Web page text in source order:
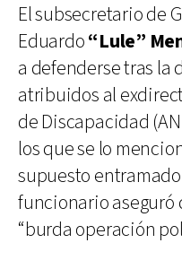
El subsecretario de
Eduardo“Lule”
a defenderse tras la
atribuidos al
de Discapacidad
los que se lo
supuesto
funcionario aseguró
“burda operación